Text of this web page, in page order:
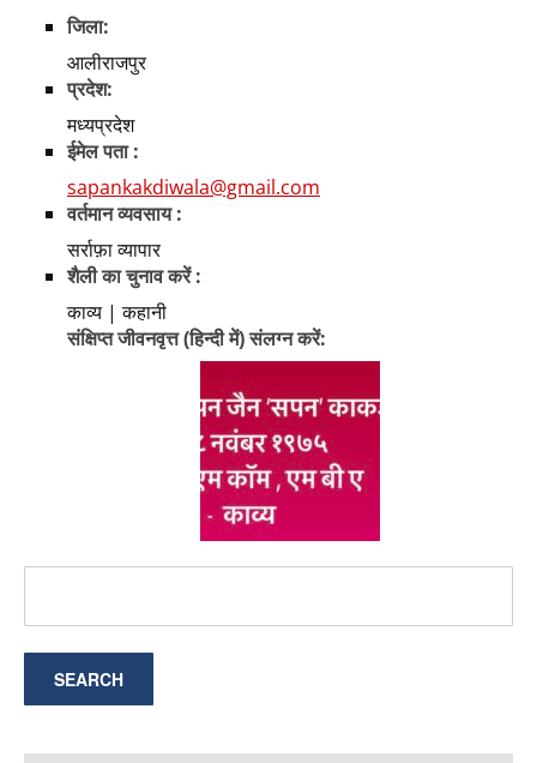
जिला:
आलीराजपुर
प्रदेश:
मध्यप्रदेश
ईमेल पता :
sapankakdiwala@gmail.com
वर्तमान व्यवसाय :
सर्राफ़ा व्यापार
शैली का चुनाव करें :
काव्य | कहानी
संक्षिप्त जीवनवृत्त (हिन्दी में) संलग्न करें: